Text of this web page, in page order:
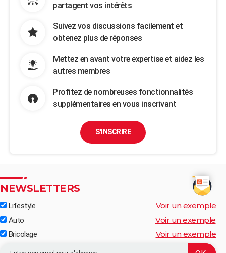
partagent vos intérêts
Suivez vos discussions facilement et
obtenez plus de réponses
Mettez en avant votre expertise et aidez les
autres membres
Profitez de nombreuses fonctionnalités
supplémentaires en vous inscrivant
S'INSCRIRE
NEWSLETTERS
Lifestyle Voir un exemple
Auto Voir un exemple
Bricolage Voir un exemple